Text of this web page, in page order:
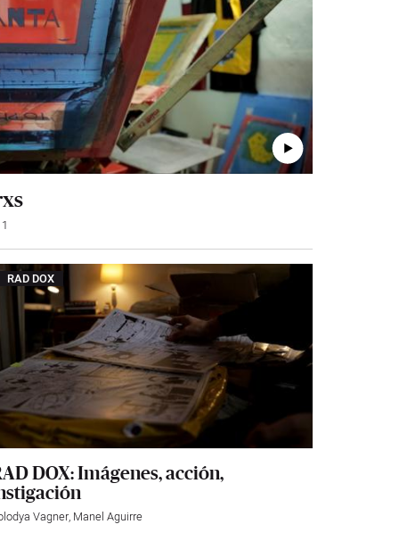
1
RAD DOX
DOX: Imágenes, acción,
Vagner, Manel Aguirre